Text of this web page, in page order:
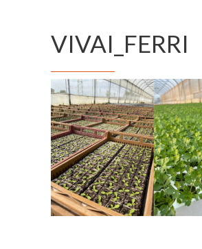
VIVAI_FERRI